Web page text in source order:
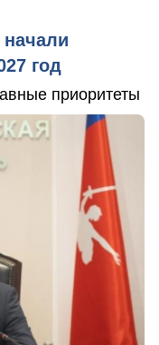
начали
год
приоритеты